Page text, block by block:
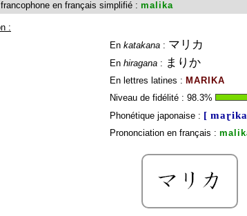
en français simplifié : malika
:
En katakana: マリカ
En hiragana: まりか
En lettres latines : MARIKA
Niveau de fidélité : 98.3%
Phonétique japonaise : [
Prononciation en français :